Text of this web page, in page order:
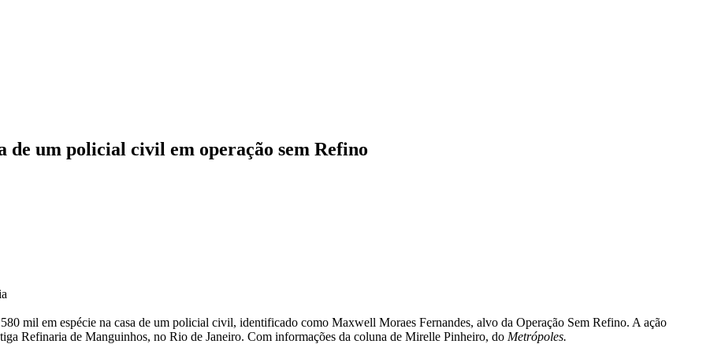
de um policial civil em operação sem Refino
mil em espécie na casa de um policial civil, identificado como Maxwell Moraes Fernandes, alvo da Operação Sem Refino. A ação
Refinaria de Manguinhos, no Rio de Janeiro. Com informações da coluna de Mirelle Pinheiro, do Metrópoles.